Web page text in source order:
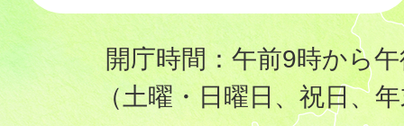
開庁時間：午前9時から
（土曜・日曜日、祝日、